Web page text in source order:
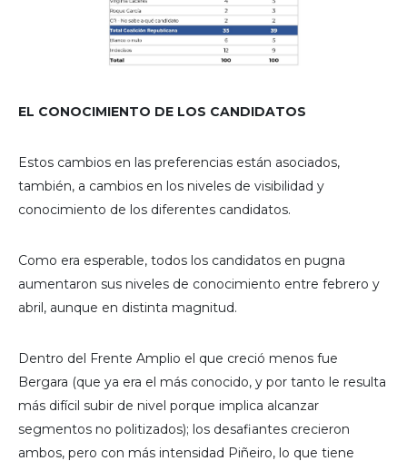
EL CONOCIMIENTO DE LOS CANDIDATOS
Estos cambios en las preferencias están asociados,
también, a cambios en los niveles de visibilidad y
conocimiento de los diferentes candidatos.
Como era esperable, todos los candidatos en pugna
aumentaron sus niveles de conocimiento entre febrero y
abril, aunque en distinta magnitud.
Dentro del Frente Amplio el que creció menos fue
Bergara (que ya era el más conocido, y por tanto le resulta
más difícil subir de nivel porque implica alcanzar
segmentos no politizados); los desafiantes crecieron
ambos, pero con más intensidad Piñeiro, lo que tiene